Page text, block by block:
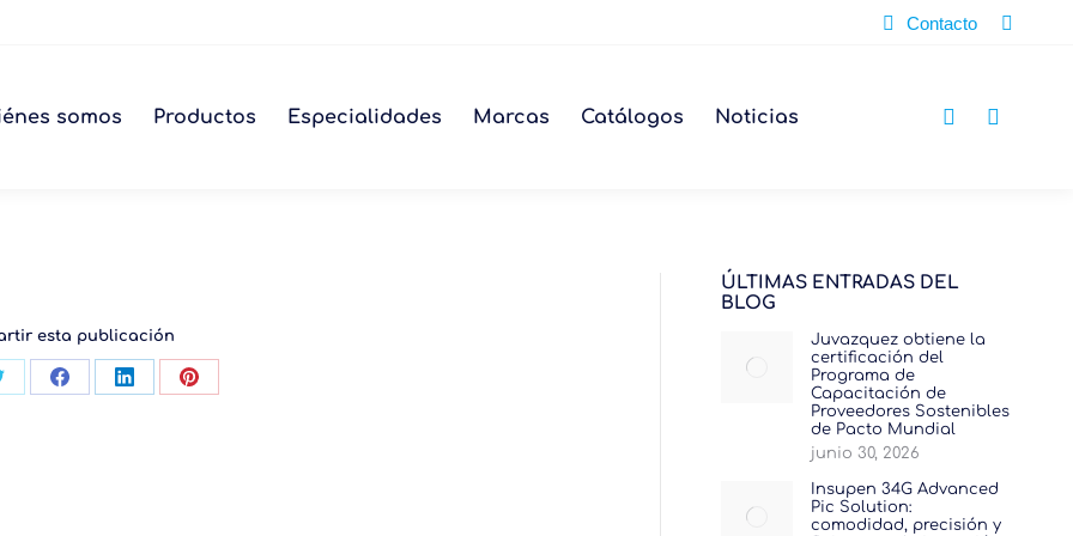
Contacto Buscar:
somos Productos Especialidades Marcas Catálogos Noticias
esta publicación
CompartirCompartirCompartir
ÚLTIMAS ENTRADAS DEL
BLOG
Juvazquez obtiene la
certificación del
Programa de
Capacitación de
Proveedores Sostenibles
de Pacto Mundial
junio 30, 2026
Insupen 34G Advanced
Pic Solution:
comodidad, precisión y